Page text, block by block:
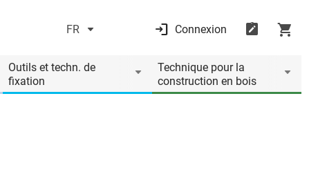
FR Connexion
Outils et techn. de
fixation
Technique pour la
construction en bois